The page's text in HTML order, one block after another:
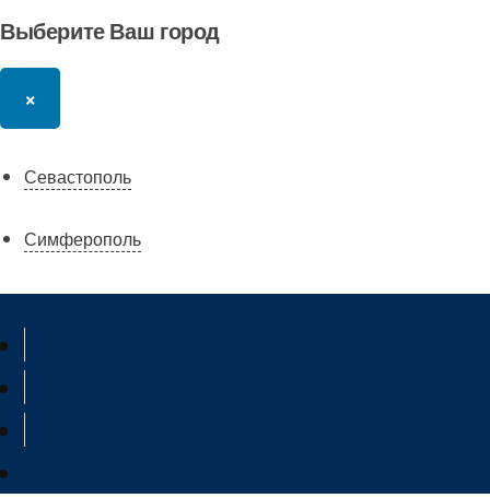
Выберите Ваш город
×
Севастополь
Симферополь